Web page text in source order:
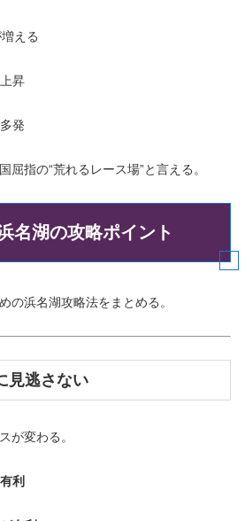
える
昇
発
屈指の“荒れるレース場”と言える。
名湖の攻略ポイント
の浜名湖攻略法をまとめる。
見逃さない
が変わる。
利